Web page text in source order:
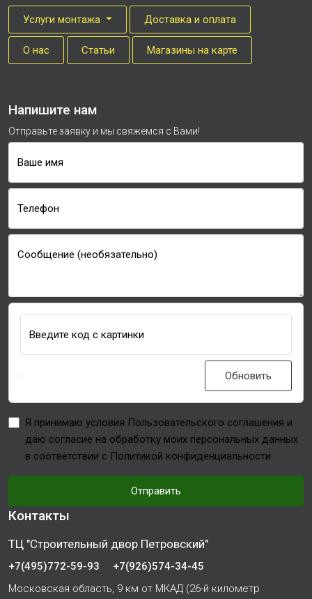
Услуги монтажа Доставка и оплата
О нас Cтатьи Магазины на карте
Напишите нам
Отправьте заявку и мы свяжемся с Вами!
Ваше имя
Телефон
Сообщение (необязательно)
Введите код с картинки
Обновить
Я принимаю условия Пользовательского соглашения и
даю согласие на обработку моих персональных данных
в соответствии с Политикой конфиденциальности
Отправить
Контакты
ТЦ "Строительный двор Петровский"
+7(495)772-59-93
+7(926)574-34-45
Московская область, 9 км от МКАД (26-й километр